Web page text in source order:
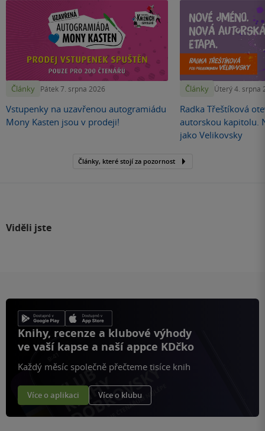
Články Pátek 7. srpna 2026
Vstupenky na uzavřenou autogramiádu
Mony Kasten jsou v prodeji!
Články Úterý 4. srpna
Radka Třeštíková
autorskou kapitolu.
jako Velikovsky
Články, které stojí za pozornost
Viděli jste
Knihy, recenze a klubové výhody
ve vaší kapse a naší appce KDčko
Každý měsíc společně přečteme tisíce knih
Více o aplikaci Více o klubu